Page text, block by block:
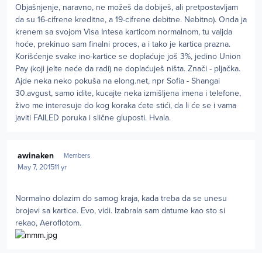
Objašnjenje, naravno, ne možeš da dobiješ, ali pretpostavljam
da su 16-cifrene kreditne, a 19-cifrene debitne. Nebitno). Onda ja
krenem sa svojom Visa Intesa karticom normalnom, tu valjda
hoće, prekinuo sam finalni proces, a i tako je kartica prazna.
Korišćenje svake ino-kartice se doplaćuje još 3%, jedino Union
Pay (koji jelte neće da radi) ne doplaćuješ ništa. Znači - pljačka.
Ajde neka neko pokuša na elong.net, npr Sofia - Shangai
30.avgust, samo idite, kucajte neka izmišljena imena i telefone,
živo me interesuje do kog koraka ćete stići, da li će se i vama
javiti FAILED poruka i slične gluposti. Hvala.
awinaken Members
May 7, 201511 yr
Normalno dolazim do samog kraja, kada treba da se unesu
brojevi sa kartice. Evo, vidi. Izabrala sam datume kao sto si
rekao, Aeroflotom.